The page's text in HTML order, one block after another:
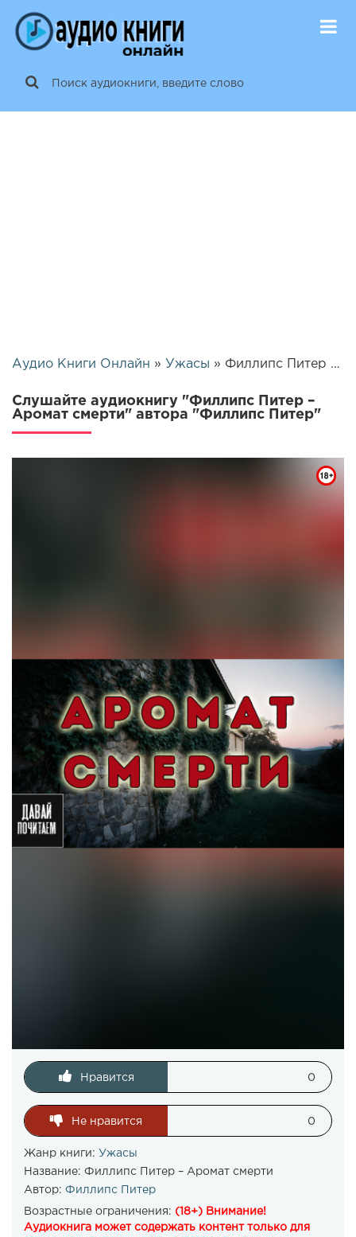
Аудио Книги Онлайн » Ужасы » Филлипс Питер – Аромат смерти | 25670
Слушайте аудиокнигу "Филлипс Питер –
Аромат смерти" автора "Филлипс Питер"
Нравится 0
Не нравится 0
Жанр книги: Ужасы
Название: Филлипс Питер – Аромат смерти
Автор: Филлипс Питер
Возрастные ограничения: (18+) Внимание!
Аудиокнига может содержать контент только для